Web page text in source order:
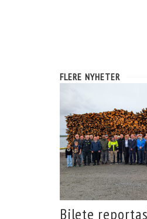
FLERE NYHETER
Bilete